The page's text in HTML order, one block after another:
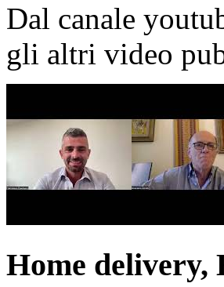
Dal canale
gli altri video
Home delivery,